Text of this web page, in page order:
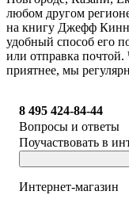
любом другом
на книгу Джефф
удобный способ его
или отправка
приятнее, мы
8 495 424-84-44
Вопросы и ответы
Поучаствовать в
Интернет-магазин